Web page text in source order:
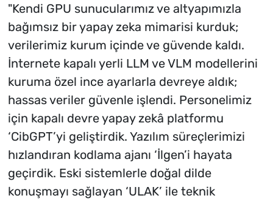
"Kendi GPU sunucularımız ve altyapımızla
bağımsız bir yapay zeka mimarisi kurduk;
verilerimiz kurum içinde ve güvende kaldı.
İnternete kapalı yerli LLM ve VLM modellerini
kuruma özel ince ayarlarla devreye aldık;
hassas veriler güvenle işlendi. Personelimiz
için kapalı devre yapay zekâ platformu
‘CibGPT’yi geliştirdik. Yazılım süreçlerimizi
hızlandıran kodlama ajanı ‘İlgen’i hayata
geçirdik. Eski sistemlerle doğal dilde
konuşmayı sağlayan ‘ULAK’ ile teknik